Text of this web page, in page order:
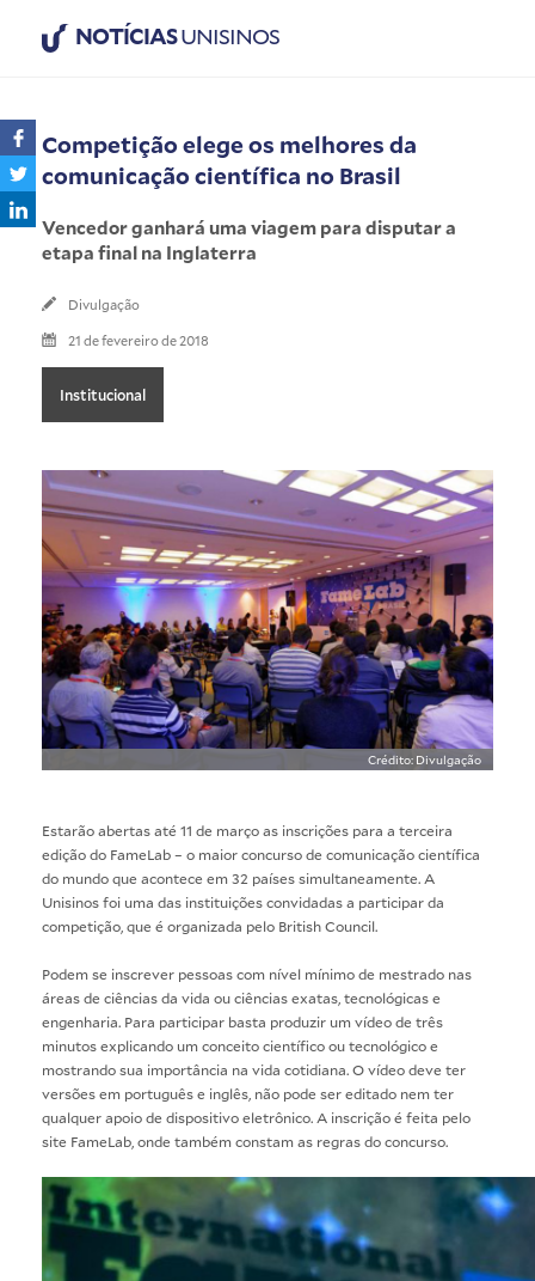
NOTÍCIASUNISINOS
Competição elege os melhores da
comunicação científica no Brasil
Vencedor ganhará uma viagem para disputar a
etapa final na Inglaterra
Divulgação
21 de fevereiro de 2018
Institucional
Crédito: Divulgação
Estarão abertas até 11 de março as inscrições para a terceira
edição do FameLab – o maior concurso de comunicação científica
do mundo que acontece em 32 países simultaneamente. A
Unisinos foi uma das instituições convidadas a participar da
competição, que é organizada pelo British Council.
Podem se inscrever pessoas com nível mínimo de mestrado nas
áreas de ciências da vida ou ciências exatas, tecnológicas e
engenharia. Para participar basta produzir um vídeo de três
minutos explicando um conceito científico ou tecnológico e
mostrando sua importância na vida cotidiana. O vídeo deve ter
versões em português e inglês, não pode ser editado nem ter
qualquer apoio de dispositivo eletrônico. A inscrição é feita pelo
site FameLab , onde também constam as regras do concurso.